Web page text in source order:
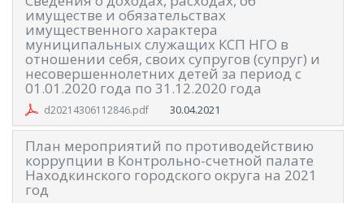
имуществе и обязательствах
имущественного характера
муниципальных служащих КСП НГО в
отношении себя, своих супругов (супруг) и
несовершеннолетних детей за период с
01.01.2020 года по 31.12.2020 года
d20214306112846.pdf 30.04.2021
План мероприятий по противодействию
коррупции в Контрольно-счетной палате
Находкинского городского округа на 2021
год